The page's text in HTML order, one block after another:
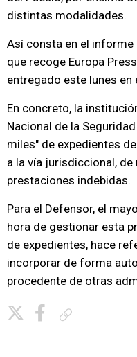
distintas modalidades.
Así consta en el informe
que recoge Europa
entregado este lunes
En concreto, la
Nacional de la
miles" de expedientes
a la vía jurisdiccional,
prestaciones indebidas.
Para el Defensor, el
hora de gestionar esta
de expedientes, hace
incorporar de forma
procedente de otras